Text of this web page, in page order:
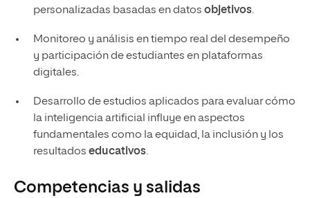
personalizadas basadas en datos objetivos.
Monitoreo y análisis en tiempo real del desempeño
y participación de estudiantes en plataformas
digitales.
Desarrollo de estudios aplicados para evaluar cómo
la inteligencia artificial influye en aspectos
fundamentales como la equidad, la inclusión y los
resultados educativos.
Competencias y salidas